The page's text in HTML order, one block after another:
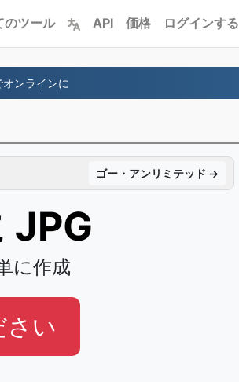
のツール API 価格 ログインする
ンラインに
ゴー・アンリミテッド →
JPG
に作成
さい